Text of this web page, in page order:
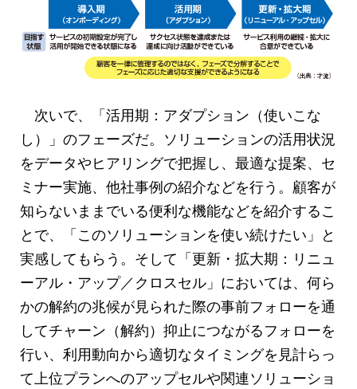
次いで、「活用期：アダプション（使いこな
し）」のフェーズだ。ソリューションの活用状況
をデータやヒアリングで把握し、最適な提案、セ
ミナー実施、他社事例の紹介などを行う。顧客が
知らないままでいる便利な機能などを紹介するこ
とで、「このソリューションを使い続けたい」と
実感してもらう。そして「更新・拡大期：リニュ
ーアル・アップ／クロスセル」においては、何ら
かの解約の兆候が見られた際の事前フォローを通
してチャーン（解約）抑止につながるフォローを
行い、利用動向から適切なタイミングを見計らっ
て上位プランへのアップセルや関連ソリューショ